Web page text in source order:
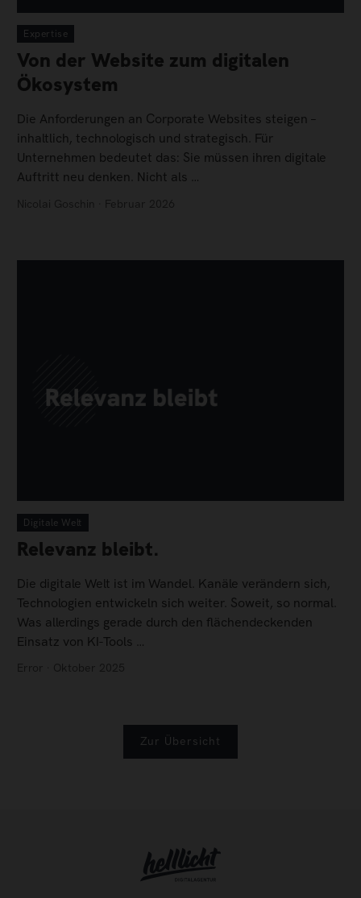
Expertise
Von der Website zum digitalen
Ökosystem
Die Anforderungen an Corporate Websites steigen –
inhaltlich, technologisch und strategisch. Für
Unternehmen bedeutet das: Sie müssen ihren digitale
Auftritt neu denken. Nicht als …
Digitale Welt
Relevanz bleibt.
Die digitale Welt ist im Wandel. Kanäle verändern sich,
Technologien entwickeln sich weiter. Soweit, so normal.
Was allerdings gerade durch den flächendeckenden
Einsatz von KI-Tools …
Zur Übersicht